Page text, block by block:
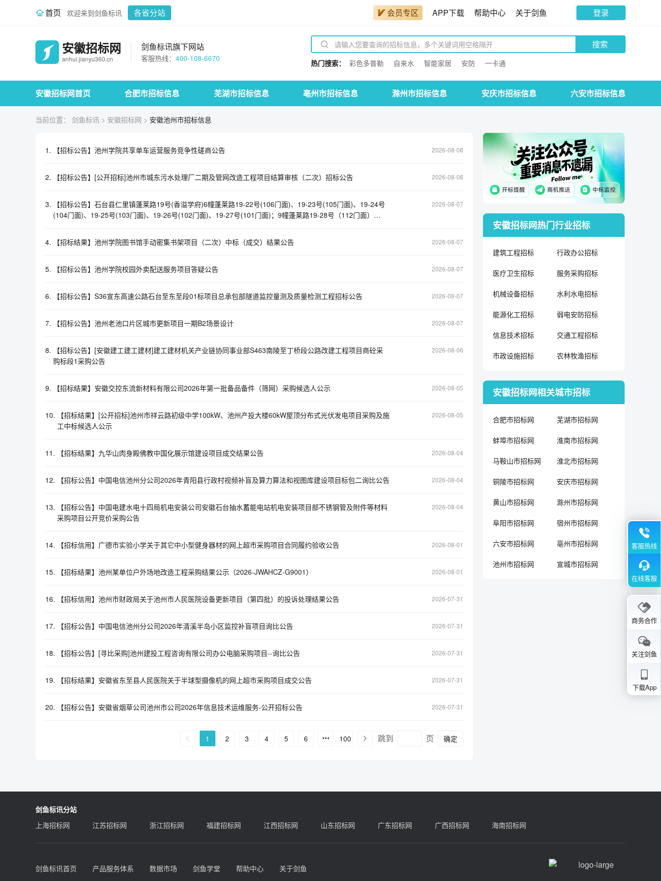
首页 欢迎来到剑鱼标讯 各省分站 会员专区 APP下载 帮助中心 关于剑鱼 登录
安徽招标网
anhui.jianyu360.cn
剑鱼标讯旗下网站
客服热线： 400-108-6670
搜索
热门搜索： 彩色多普勒 自来水 智能家居 安防 一卡通
安徽招标网首页 合肥市招标信息 芜湖市招标信息 亳州市招标信息 滁州市招标信息 安庆市招标信息 六安市招标信息
当前位置： 剑鱼标讯 > 安徽招标网 > 安徽池州市招标信息
1. 【招标公告】池州学院共享单车运营服务竞争性磋商公告 2026-08-08
2. 【招标公告】[公开招标]池州市城东污水处理厂二期及管网改造工程项目结算审核（二次）招标公告 2026-08-08
3.
【招标公告】石台县仁里镇蓬莱路19号(香溢学府)6幢蓬莱路19-22号(106门面)、19-23号(105门面)、19-24号
(104门面)、19-25号(103门面)、19-26号(102门面)、19-27号(101门面)；9幢蓬莱路19-28号（112门面）、1
2026-08-07
4. 【招标结果】池州学院图书馆手动密集书架项目（二次）中标（成交）结果公告 2026-08-07
5. 【招标公告】池州学院校园外卖配送服务项目答疑公告 2026-08-07
6. 【招标公告】S36宣东高速公路石台至东至段01标项目总承包部隧道监控量测及质量检测工程招标公告 2026-08-07
7. 【招标公告】池州老池口片区城市更新项目一期B2场景设计 2026-08-07
8.
【招标公告】[安徽建工建工建材]建工建材机关产业链协同事业部S463南陵至丁桥段公路改建工程项目商砼采
购标段1采购公告
2026-08-06
9. 【招标结果】安徽交控东流新材料有限公司2026年第一批备品备件（筛网）采购候选人公示 2026-08-05
10.
【招标结果】[公开招标]池州市祥云路初级中学100kW、池州产投大楼60kW屋顶分布式光伏发电项目采购及施
工中标候选人公示
2026-08-05
11. 【招标结果】九华山肉身殿佛教中国化展示馆建设项目成交结果公告 2026-08-04
12. 【招标公告】中国电信池州分公司2026年青阳县行政村视频补盲及算力算法和视图库建设项目标包二询比公告 2026-08-04
13.
【招标公告】中国电建水电十四局机电安装公司安徽石台抽水蓄能电站机电安装项目部不锈钢管及附件等材料
采购项目公开竞价采购公告
2026-08-04
14. 【招标信用】广德市实验小学关于其它中小型健身器材的网上超市采购项目合同履约验收公告 2026-08-01
15. 【招标结果】池州某单位户外场地改造工程采购结果公示（2026-JWAHCZ-G9001） 2026-08-01
16. 【招标信用】池州市财政局关于池州市人民医院设备更新项目（第四批）的投诉处理结果公告 2026-07-31
17. 【招标公告】中国电信池州分公司2026年清溪半岛小区监控补盲项目询比公告 2026-07-31
18. 【招标公告】[寻比采购]池州建投工程咨询有限公司办公电脑采购项目--询比公告 2026-07-31
19. 【招标结果】安徽省东至县人民医院关于半球型摄像机的网上超市采购项目成交公告 2026-07-31
20. 【招标公告】安徽省烟草公司池州市公司2026年信息技术运维服务-公开招标公告 2026-07-31
1 2 3 4 5 6 100 跳到 页 确定
安徽招标网热门行业招标
建筑工程招标 行政办公招标
医疗卫生招标 服务采购招标
机械设备招标 水利水电招标
能源化工招标 弱电安防招标
信息技术招标 交通工程招标
市政设施招标 农林牧渔招标
安徽招标网相关城市招标
合肥市招标网 芜湖市招标网
蚌埠市招标网 淮南市招标网
马鞍山市招标网 淮北市招标网
铜陵市招标网 安庆市招标网
黄山市招标网 滁州市招标网
阜阳市招标网 宿州市招标网
六安市招标网 亳州市招标网
池州市招标网 宣城市招标网
客服热线
在线客服
商务合作
关注剑鱼
下载App
剑鱼标讯分站
上海招标网
江苏招标网 浙江招标网 福建招标网 江西招标网 山东招标网 广东招标网 广西招标网 海南招标网
剑鱼标讯首页 产品服务体系 数据市场 剑鱼学堂 帮助中心 关于剑鱼